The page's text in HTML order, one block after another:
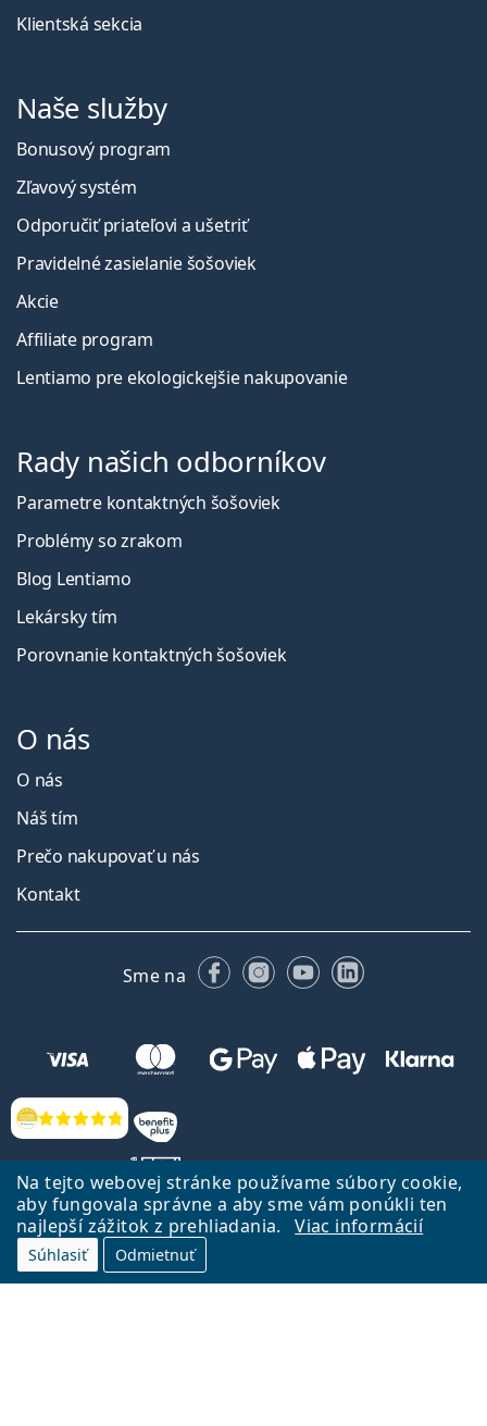
Na tejto webovej stránke používame súbory cookie,
aby fungovala správne a aby sme vám ponúkli ten
najlepší zážitok z prehliadania.
Viac informácií
Súhlasiť Odmietnuť
Hodnotenia
Klientská sekcia
Naše služby
Bonusový program
Zľavový systém
Odporučiť priateľovi a ušetriť
Pravidelné zasielanie šošoviek
Akcie
Affiliate program
Lentiamo pre ekologickejšie nakupovanie
Rady našich odborníkov
Parametre kontaktných šošoviek
Problémy so zrakom
Blog Lentiamo
Lekársky tím
Porovnanie kontaktných šošoviek
O nás
O nás
Náš tím
Prečo nakupovať u nás
Kontakt
Sme na FacebookuInstagrame
YouTubeLinkedIn
Späť na Úvodnu stránku
Lentiamo.sk vlastní a prevádzkuje spoločnosť Lentiamo s.r.o., Česká